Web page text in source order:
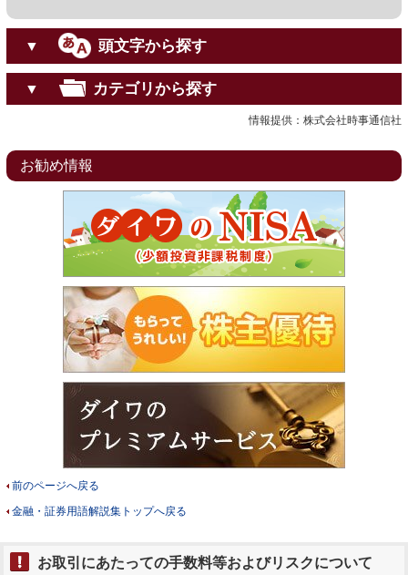
▼ 頭文字から探す
▼ カテゴリから探す
情報提供：株式会社時事通信社
お勧め情報
前のページへ戻る
金融・証券用語解説集トップへ戻る
お取引にあたっての手数料等およびリスクについて